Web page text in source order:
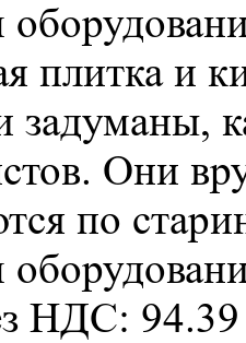
плитка и
Они
по
НДС: 94.39